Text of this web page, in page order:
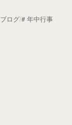
ブログ 年中行事